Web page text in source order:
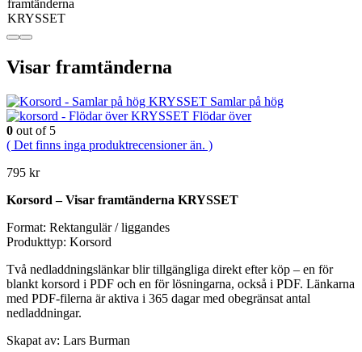
Visar framtänderna
Samlar på hög
Flödar över
0 out of 5
( Det finns inga produktrecensioner än. )
795 kr
Korsord – Visar framtänderna KRYSSET
Format: Rektangulär / liggandes
Produkttyp: Korsord
Två nedladdningslänkar blir tillgängliga direkt efter köp – en för
blankt korsord i PDF och en för lösningarna, också i PDF. Länkarna
med PDF-filerna är aktiva i 365 dagar med obegränsat antal
nedladdningar.
Skapat av: Lars Burman